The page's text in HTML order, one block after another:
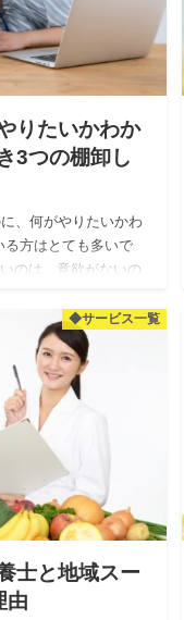
りたいかわか
3つの棚卸し
、何がやりたいかわ
る方はとても多いで
のは、意欲がないの
◆サービス一覧
士と地域スー
由